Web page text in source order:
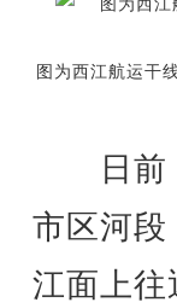
图为西江航运干
日前，
市区河段
江面上往